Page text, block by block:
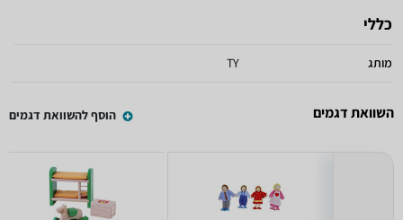
כללי
מותג TY
השוואת דגמים הוסף להשוואת דגמים